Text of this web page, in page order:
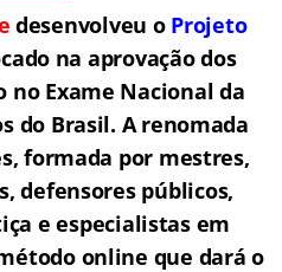
desenvolveu o Projeto
cado na aprovação dos
no Exame Nacional da
do Brasil. A renomada
formada por mestres,
defensores públicos,
e especialistas em
online que dará o